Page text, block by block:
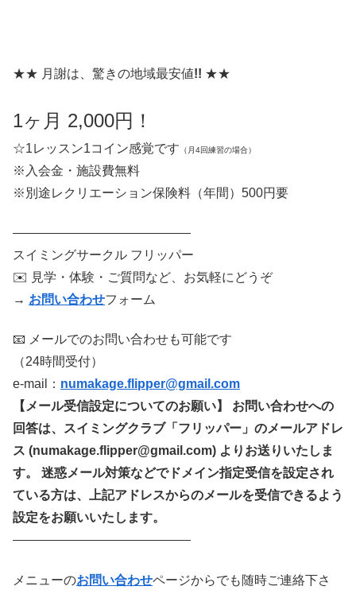
★★ 月謝は、驚きの地域最安値!! ★★
1ヶ月 2,000円！
☆1レッスン1コイン感覚です （月4回練習の場合）
※入会金・施設費無料
※別途レクリエーション保険料（年間）500円要
——————————————
スイミングサークル フリッパー
✉️ 見学・体験・ご質問など、お気軽にどうぞ
→ お問い合わせフォーム
📧 メールでのお問い合わせも可能です
（24時間受付）
e-mail： numakage.flipper@gmail.com
【メール受信設定についてのお願い】
お問い合わせへの
回答は、スイミングクラブ「フリッパー」のメールアドレ
ス (numakage.flipper@gmail.com) よりお送りいたしま
す。 迷惑メール対策などでドメイン指定受信を設定され
ている方は、上記アドレスからのメールを受信できるよう
設定をお願いいたします。
——————————————
メニューのお問い合わせページからでも随時ご連絡下さ